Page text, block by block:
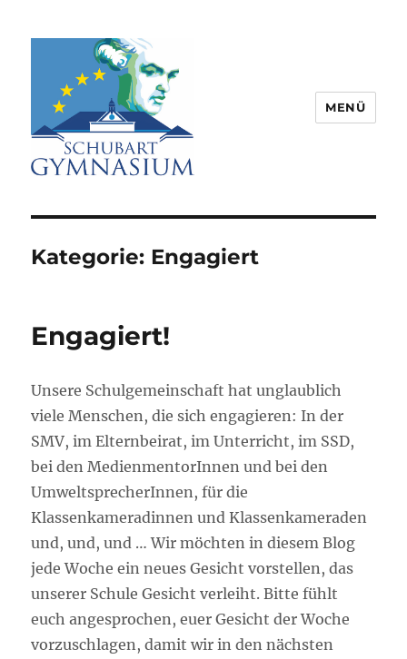
Rombacherstr. 30 | 73430 Aalen
MENÜ
Kategorie: Engagiert
Engagiert!
Unsere Schulgemeinschaft hat unglaublich
viele Menschen, die sich engagieren: In der
SMV, im Elternbeirat, im Unterricht, im SSD,
bei den MedienmentorInnen und bei den
UmweltsprecherInnen, für die
Klassenkameradinnen und Klassenkameraden
und, und, und … Wir möchten in diesem Blog
jede Woche ein neues Gesicht vorstellen, das
unserer Schule Gesicht verleiht. Bitte fühlt
euch angesprochen, euer Gesicht der Woche
vorzuschlagen, damit wir in den nächsten